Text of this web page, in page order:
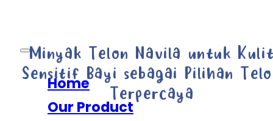
Home
Our Product
Minyak Telon Navila untuk
Sensitif Bayi sebagai Pilihan
Terpercaya